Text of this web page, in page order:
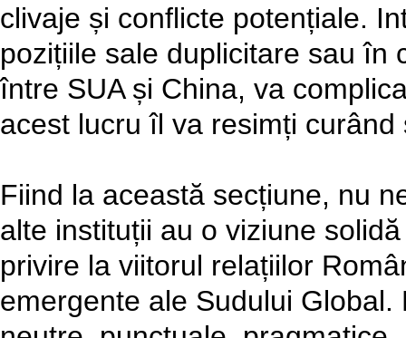
clivaje și conflicte potențiale.
pozițiile sale duplicitare sau în
între SUA și China, va
acest lucru îl va resimți curând
Fiind la această secțiune, nu
alte instituții au o viziune
privire la viitorul relațiilor
emergente ale Sudului